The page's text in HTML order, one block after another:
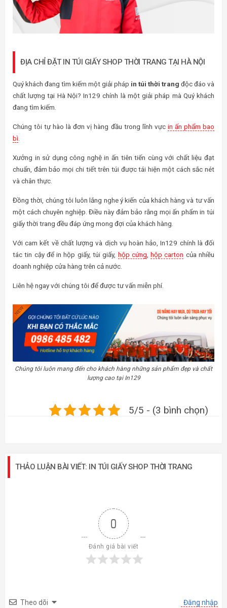
ĐỊA CHỈ ĐẶT IN TÚI GIẤY SHOP THỜI TRANG TẠI HÀ NỘI
Quý khách đang tìm kiếm một giải pháp in túi thời trang độc đáo và
chất lượng tại Hà Nội? In129 chính là một giải pháp mà Quý khách
đang tìm kiếm.
Chúng tôi tự hào là đơn vị hàng đầu trong lĩnh vực in ấn phẩm bao
bì
Xưởng in sử dụng công nghệ in ấn tiên tiến cùng với chất liệu đạt
chuẩn, đảm bảo mọi chi tiết trên túi được tái hiện một cách sắc nét
và chân thực.
Đồng thời, chúng tôi luôn lắng nghe ý kiến của khách hàng và tư vấn
một cách chuyên nghiệp. Điều này đảm bảo rằng mọi ấn phẩm in túi
giấy thời trang đều đáp ứng mong đợi của khách hàng.
Với cam kết về chất lượng và dịch vụ hoàn hảo, In129 chính là đối
tác tin cậy để in hộp giấy, túi giấy, hộp cứng ,hộp carton của nhiều
doanh nghiệp cửa hàng trên cả nước.
Liên hệ ngay với chúng tôi để được tư vấn miễn phí.
Chúng tôi luôn mang đến cho khách hàng những sản phẩm đẹp và chất
lượng cao tại In129
5/5 - (3 bình chọn)
THẢO LUẬN BÀI VIẾT: IN TÚI GIẤY SHOP THỜI TRANG
0
Đánh giá bài viết
Theo dõi Đăng nhập